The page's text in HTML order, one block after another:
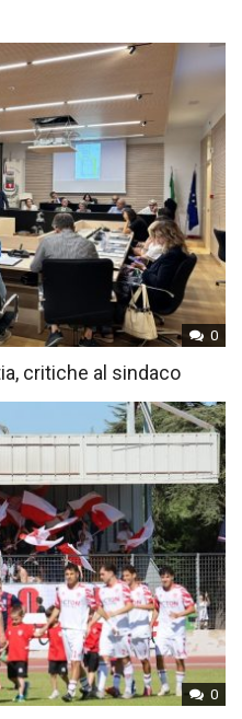
0
critiche al sindaco
0